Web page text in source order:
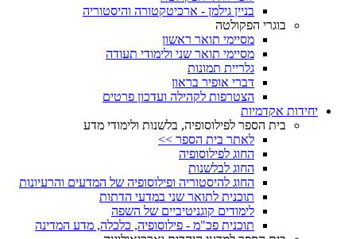
בניין גילמן - ארכיטקטורה והיסטוריה
בוגרי הפקולטה
מסיימי תואר ראשון
מסיימי תואר שני ולימודי תעודה
גלריית תמונות
דברי אופיר בראון
הצטרפות לקהילה ועדכון פרטים
יחידות אקדמיות
בית הספר לפילוסופיה, בלשנות ולימודי מדע
לאתר בית הספר >>
החוג לפילוסופיה
החוג לבלשנות
החוג להיסטוריה ופילוסופיה של המדעים והרעיונות
תוכנית לתואר שני במדעי הדתות
לימודים קוגניטיביים של השפה
תוכנית פכ"מ - פילוסופיה, כלכלה, מדע המדינה